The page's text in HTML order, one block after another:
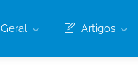
Geral Artigos